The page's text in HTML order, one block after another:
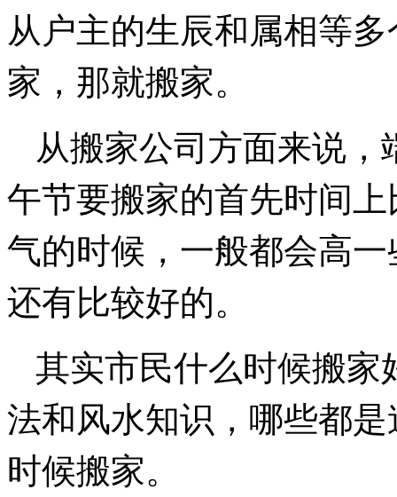
从户主的生辰和属相等
家，那就搬家。
从搬家公司方面来说
午节要搬家的首先时间
气的时候，一般都会高
还有比较好的。
其实市民什么时候搬家
法和风水知识，哪些都
时候搬家。